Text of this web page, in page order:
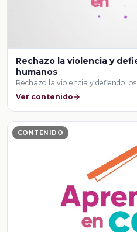
Rechazo la violencia y
humanos
Rechazo la violencia y defiendo
Ver contenido
CONTENIDO